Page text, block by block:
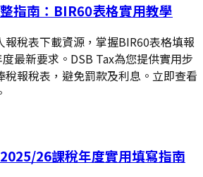
指南：BIR60表格實用教學
報稅表下載資源，掌握BIR60表格填報
最新要求。DSB Tax為您提供實用步
報稅表，避免罰款及利息。立即查看
26課稅年度實用填寫指南